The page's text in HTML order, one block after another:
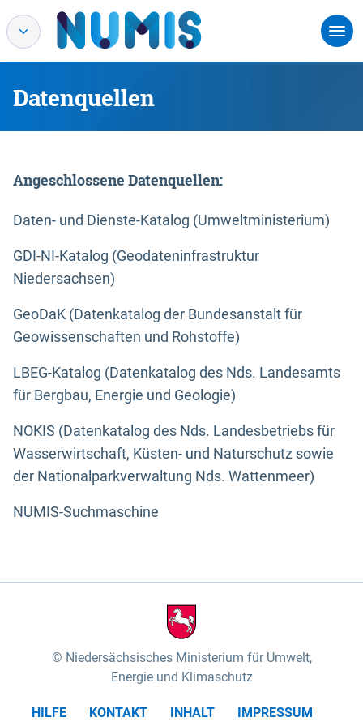
Datenquellen
Angeschlossene Datenquellen:
Daten- und Dienste-Katalog (Umweltministerium)
GDI-NI-Katalog (Geodateninfrastruktur
Niedersachsen)
GeoDaK (Datenkatalog der Bundesanstalt für
Geowissenschaften und Rohstoffe)
LBEG-Katalog (Datenkatalog des Nds. Landesamts
für Bergbau, Energie und Geologie)
NOKIS (Datenkatalog des Nds. Landesbetriebs für
Wasserwirtschaft, Küsten- und Naturschutz sowie
der Nationalparkverwaltung Nds. Wattenmeer)
NUMIS-Suchmaschine
Niedersächsisches Ministerium für Umwelt,
Energie und Klimaschutz
HILFE KONTAKT INHALT
IMPRESSUM